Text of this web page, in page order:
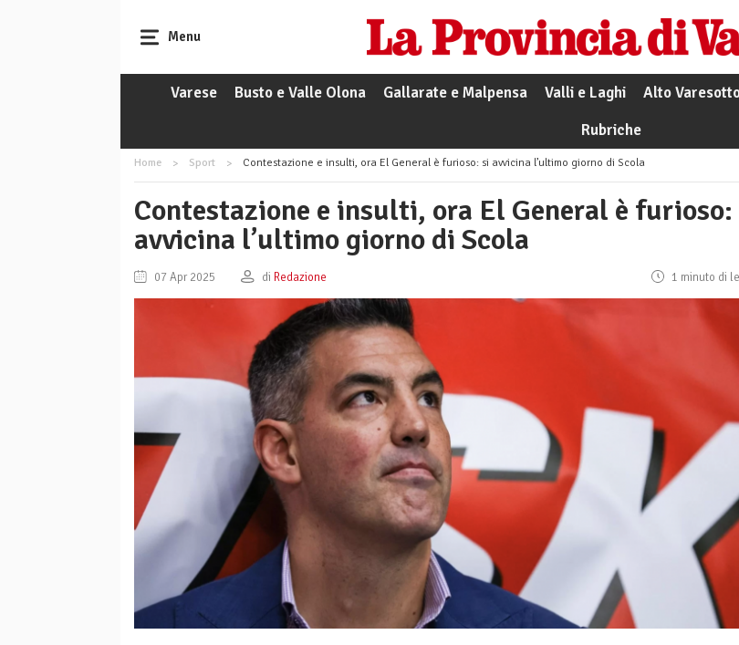
Menu
Varese Busto e Valle Olona Gallarate e Malpensa Valli e Laghi Alto
Rubriche
Home Sport Contestazione e insulti, ora El General è furioso: si avvicina l’ultimo giorno di Scola
Contestazione e insulti, ora El General è furioso:
avvicina l’ultimo giorno di Scola
07 Apr 2025 di Redazione 1 minuto di